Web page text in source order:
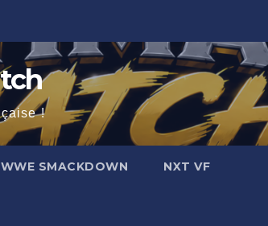
!
WWE SMACKDOWN NXT VF